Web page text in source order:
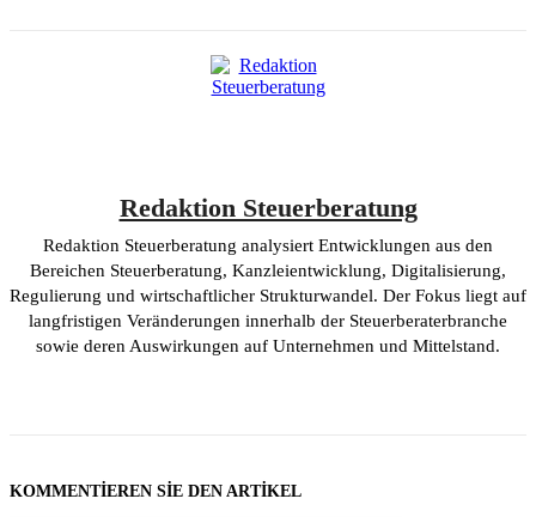
Redaktion Steuerberatung
Redaktion Steuerberatung analysiert Entwicklungen aus den
Bereichen Steuerberatung, Kanzleientwicklung, Digitalisierung,
Regulierung und wirtschaftlicher Strukturwandel. Der Fokus liegt auf
langfristigen Veränderungen innerhalb der Steuerberaterbranche
sowie deren Auswirkungen auf Unternehmen und Mittelstand.
KOMMENTIEREN SIE DEN ARTIKEL